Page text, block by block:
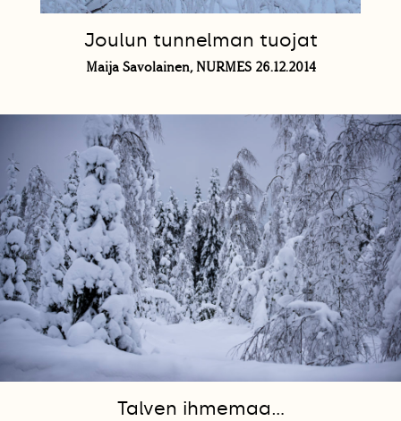
Joulun tunnelman tuojat
Maija Savolainen, NURMES 26.12.2014
Talven ihmemaa...